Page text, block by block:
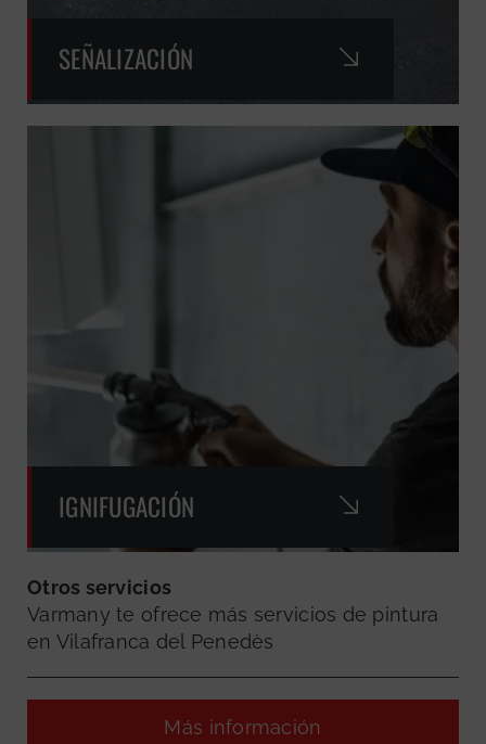
SEÑALIZACIÓN
IGNIFUGACIÓN
Otros servicios
Varmany te ofrece más servicios de pintura
en Vilafranca del Penedès
Más información